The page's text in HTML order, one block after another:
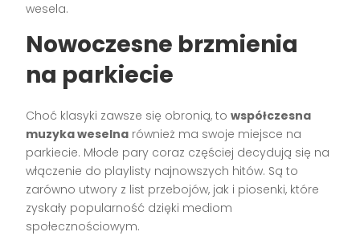
wesela.
Nowoczesne brzmienia
na parkiecie
Choć klasyki zawsze się obronią, towspółczesna
muzyka weselna również ma swoje miejsce na
parkiecie. Młode pary coraz częściej decydują się na
włączenie do playlisty najnowszych hitów. Są to
zarówno utwory z list przebojów, jak i piosenki, które
zyskały popularność dzięki mediom
społecznościowym.